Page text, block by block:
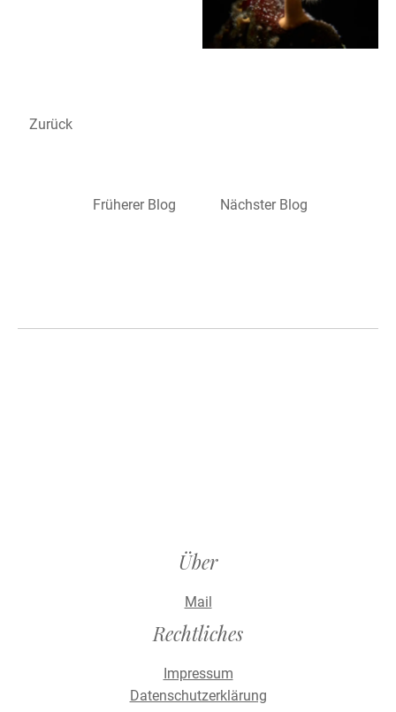
Zurück
Früherer Blog Nächster Blog
Über
Mail
Rechtliches
Impressum
Datenschutzerklärung